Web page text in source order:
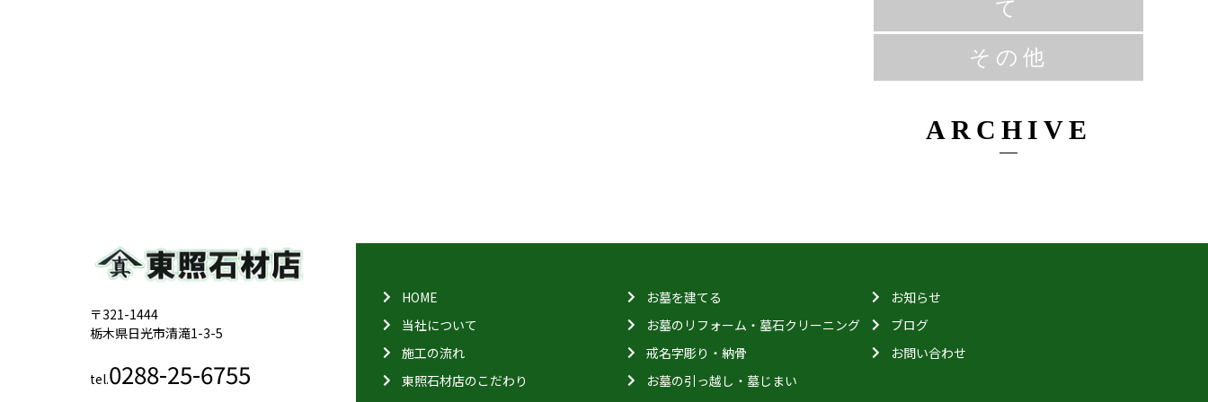
て
その他
ARCHIVE
〒321-1444
栃木県日光市清滝1-3-5
tel.0288-25-6755
HOME
当社について
施工の流れ
東照石材店のこだわり
お墓を建てる
お墓のリフォーム・墓石クリーニング
戒名字彫り・納骨
お墓の引っ越し・墓じまい
お知らせ
ブログ
お問い合わせ